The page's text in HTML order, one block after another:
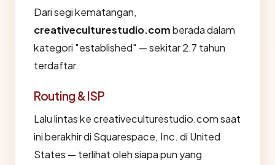
Dari segi kematangan,
creativeculturestudio.comberada dalam
kategori "established" — sekitar 2.7 tahun
terdaftar.
Routing & ISP
Lalu lintas ke creativeculturestudio.com saat
ini berakhir di Squarespace, Inc. di United
States — terlihat oleh siapa pun yang